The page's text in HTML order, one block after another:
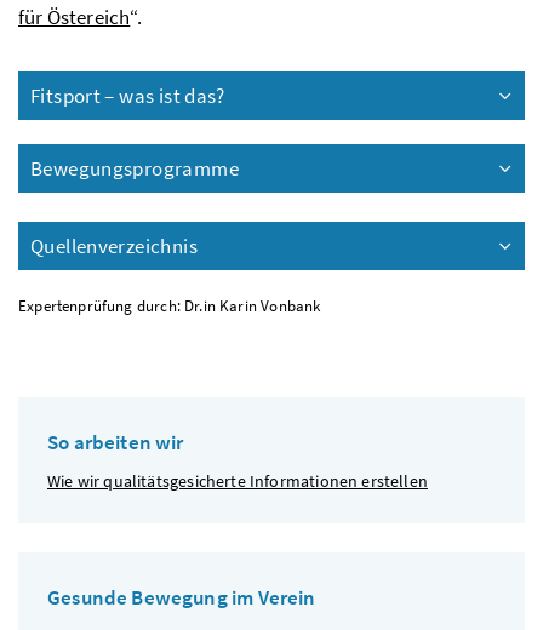
für Östereich“.
Fitsport – was ist das?
Bewegungsprogramme
Quellenverzeichnis
Expertenprüfung durch: Dr.in Karin Vonbank
So arbeiten wir
Wie wir qualitätsgesicherte Informationen erstellen
Gesunde Bewegung im Verein